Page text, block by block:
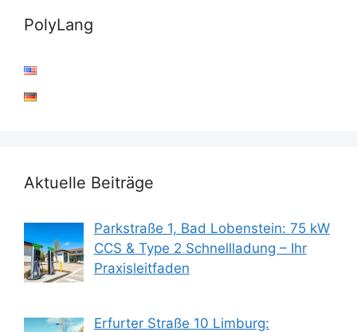
PolyLang
Aktuelle Beiträge
Parkstraße 1, Bad Lobenstein: 75 kW
CCS & Type 2 Schnellladung – Ihr
Praxisleitfaden
Erfurter Straße 10 Limburg: